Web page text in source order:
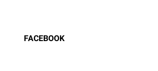
FACEBOOK